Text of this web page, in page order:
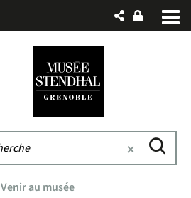
Venir au musée